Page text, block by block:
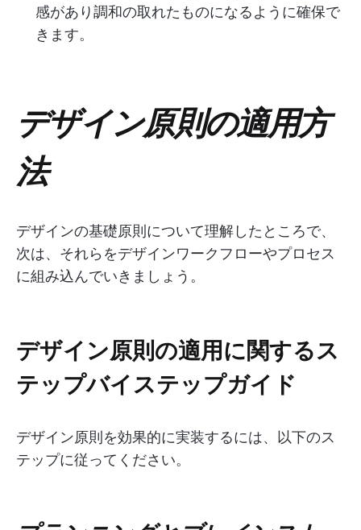
感があり調和の取れたものになるように確保で
きます。
デザイン原則の適用方
法
デザインの基礎原則について理解したところで、
次は、それらをデザインワークフローやプロセス
に組み込んでいきましょう。
デザイン原則の適用に関するス
テップバイステップガイド
デザイン原則を効果的に実装するには、以下のス
テップに従ってください。